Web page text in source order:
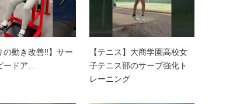
の動き改善‼️】サー
ードア…
【テニス】大商学園高校女
子テニス部のサーブ強化ト
レーニング